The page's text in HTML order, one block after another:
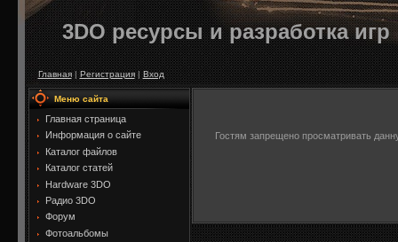
3DO ресурсы и разработка игр
Главная|Регистрация|Вход
Меню сайта
Главная страница
Информация о сайте
Каталог файлов
Каталог статей
Hardware 3DO
Радио 3DO
Форум
Фотоальбомы
Гостям запрещено просматривать